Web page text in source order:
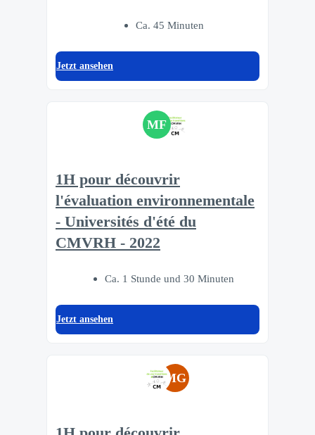
Ca. 45 Minuten
Jetzt ansehen
MF
1H pour découvrir
l'évaluation environnementale
- Universités d'été du
CMVRH - 2022
Ca. 1 Stunde und 30 Minuten
Jetzt ansehen
MG